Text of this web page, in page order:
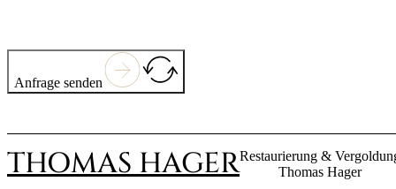
Anfrage senden
THOMAS HAGERRestaurierung &
Thomas Hager